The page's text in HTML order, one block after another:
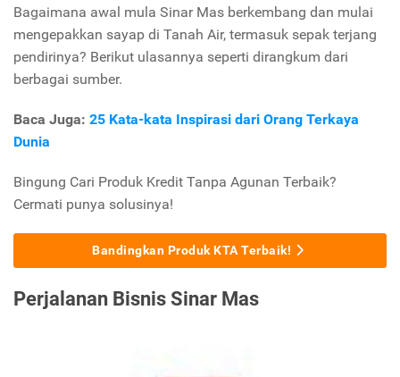
Bagaimana awal mula Sinar Mas berkembang dan mulai
mengepakkan sayap di Tanah Air, termasuk sepak terjang
pendirinya? Berikut ulasannya seperti dirangkum dari
berbagai sumber.
Baca Juga: 25 Kata-kata Inspirasi dari Orang Terkaya
Dunia
Bingung Cari Produk Kredit Tanpa Agunan Terbaik?
Cermati punya solusinya!
Bandingkan Produk KTA Terbaik!
Perjalanan Bisnis Sinar Mas